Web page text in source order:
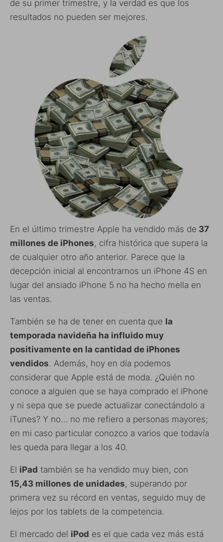
de su primer trimestre, y la verdad es que los
resultados no pueden ser mejores.
En el último trimestre Apple ha vendido más de 37
millones de iPhones, cifra histórica que supera la
de cualquier otro año anterior. Parece que la
decepción inicial al encontrarnos un iPhone 4S en
lugar del ansiado iPhone 5 no ha hecho mella en
las ventas.
También se ha de tener en cuenta que la
temporada navideña ha influido muy
positivamente en la cantidad de iPhones
vendidos. Además, hoy en día podemos
considerar que Apple está de moda. ¿Quién no
conoce a alguien que se haya comprado el iPhone
y ni sepa que se puede actualizar conectándolo a
iTunes? Y no… no me refiero a personas mayores;
en mi caso particular conozco a varios que todavía
les queda para llegar a los 40.
El iPad también se ha vendido muy bien, con
15,43 millones de unidades, superando por
primera vez su récord en ventas, seguido muy de
lejos por los tablets de la competencia.
El mercado del iPod es el que cada vez más está